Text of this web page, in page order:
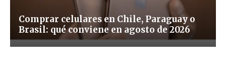
Comprar celulares en Chile, Paraguay o
Brasil: qué conviene en agosto de 2026